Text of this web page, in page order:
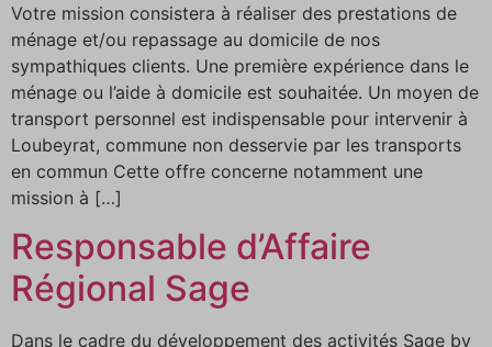
Votre mission consistera à réaliser des prestations de
ménage et/ou repassage au domicile de nos
sympathiques clients. Une première expérience dans le
ménage ou l’aide à domicile est souhaitée. Un moyen de
transport personnel est indispensable pour intervenir à
Loubeyrat, commune non desservie par les transports
en commun Cette offre concerne notamment une
mission à […]
Responsable d’Affaire
Régional Sage
Dans le cadre du développement des activités Sage by